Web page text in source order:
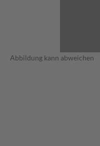
Abbildung kann abweichen